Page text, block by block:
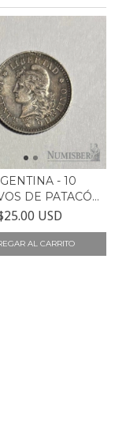
- 10
DE PATACÓN
- CJ2...USD